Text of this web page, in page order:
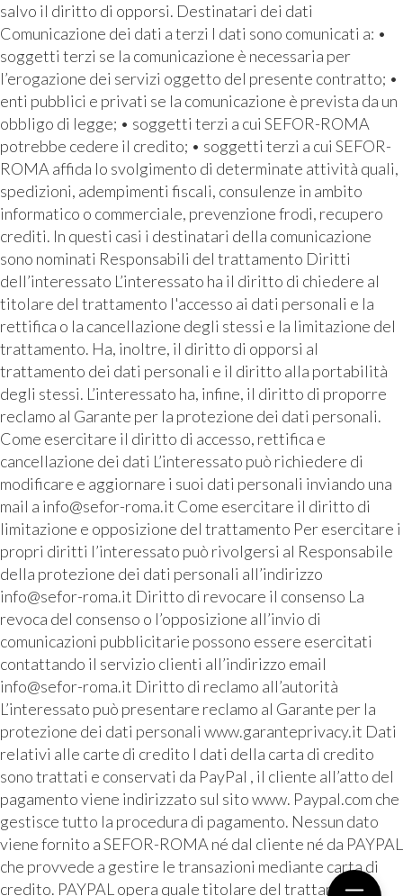
salvo il diritto di opporsi. Destinatari dei dati
Comunicazione dei dati a terzi I dati sono comunicati a: •
soggetti terzi se la comunicazione è necessaria per
l’erogazione dei servizi oggetto del presente contratto; •
enti pubblici e privati se la comunicazione è prevista da un
obbligo di legge; • soggetti terzi a cui SEFOR-ROMA
potrebbe cedere il credito; • soggetti terzi a cui SEFOR-
ROMA affida lo svolgimento di determinate attività quali,
spedizioni, adempimenti fiscali, consulenze in ambito
informatico o commerciale, prevenzione frodi, recupero
crediti. In questi casi i destinatari della comunicazione
sono nominati Responsabili del trattamento Diritti
dell’interessato L’interessato ha il diritto di chiedere al
titolare del trattamento l'accesso ai dati personali e la
rettifica o la cancellazione degli stessi e la limitazione del
trattamento. Ha, inoltre, il diritto di opporsi al
trattamento dei dati personali e il diritto alla portabilità
degli stessi. L’interessato ha, infine, il diritto di proporre
reclamo al Garante per la protezione dei dati personali.
Come esercitare il diritto di accesso, rettifica e
cancellazione dei dati L’interessato può richiedere di
modificare e aggiornare i suoi dati personali inviando una
mail a info@sefor-roma.it Come esercitare il diritto di
limitazione e opposizione del trattamento Per esercitare i
propri diritti l’interessato può rivolgersi al Responsabile
della protezione dei dati personali all’indirizzo
info@sefor-roma.it Diritto di revocare il consenso La
revoca del consenso o l’opposizione all’invio di
comunicazioni pubblicitarie possono essere esercitati
contattando il servizio clienti all’indirizzo email
info@sefor-roma.it Diritto di reclamo all’autorità
L’interessato può presentare reclamo al Garante per la
protezione dei dati personali www.garanteprivacy.it Dati
relativi alle carte di credito I dati della carta di credito
sono trattati e conservati da PayPal , il cliente all’atto del
pagamento viene indirizzato sul sito www. Paypal.com che
gestisce tutto la procedura di pagamento. Nessun dato
viene fornito a SEFOR-ROMA né dal cliente né da PAYPAL
che provvede a gestire le transazioni mediante carta di
credito. PAYPAL opera quale titolare del trattamento